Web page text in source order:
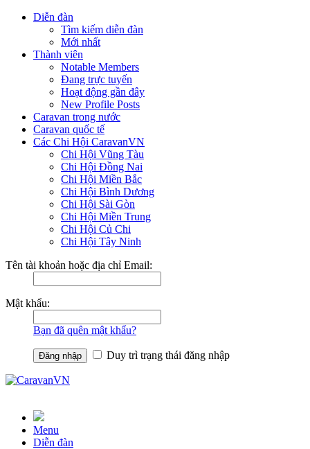
Diễn đàn
Tìm kiếm diễn đàn
Mới nhất
Thành viên
Notable Members
Đang trực tuyến
Hoạt động gần đây
New Profile Posts
Caravan trong nước
Caravan quốc tế
Các Chi Hội CaravanVN
Chi Hội Vũng Tàu
Chi Hội Đồng Nai
Chi Hội Miền Bắc
Chi Hội Bình Dương
Chi Hội Sài Gòn
Chi Hội Miền Trung
Chi Hội Củ Chi
Chi Hội Tây Ninh
Tên tài khoản hoặc địa chỉ Email:
Mật khẩu:
Bạn đã quên mật khẩu?
Duy trì trạng thái đăng nhập
Menu
Diễn đàn